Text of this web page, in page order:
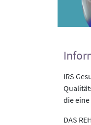
IRS
die
DAS